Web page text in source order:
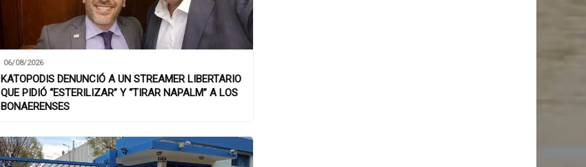
06/08/2026
KATOPODIS DENUNCIÓ A UN STREAMER LIBERTARIO
QUE PIDIÓ “ESTERILIZAR” Y “TIRAR NAPALM” A LOS
BONAERENSES